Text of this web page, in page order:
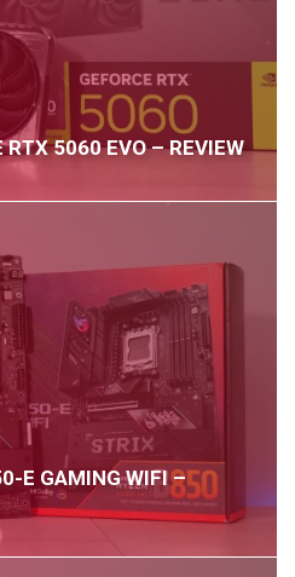
RTX 5060 EVO – REVIEW
E GAMING WIFI –